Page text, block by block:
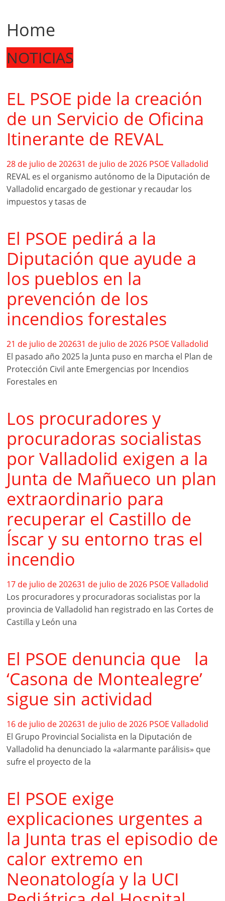
Home
NOTICIAS
EL PSOE pide la creación
de un Servicio de Oficina
Itinerante de REVAL
28 de julio de 202631 de julio de 2026 PSOE Valladolid
REVAL es el organismo autónomo de la Diputación de
Valladolid encargado de gestionar y recaudar los
impuestos y tasas de
El PSOE pedirá a la
Diputación que ayude a
los pueblos en la
prevención de los
incendios forestales
21 de julio de 202631 de julio de 2026 PSOE Valladolid
El pasado año 2025 la Junta puso en marcha el Plan de
Protección Civil ante Emergencias por Incendios
Forestales en
Los procuradores y
procuradoras socialistas
por Valladolid exigen a la
Junta de Mañueco un plan
extraordinario para
recuperar el Castillo de
Íscar y su entorno tras el
incendio
17 de julio de 202631 de julio de 2026 PSOE Valladolid
Los procuradores y procuradoras socialistas por la
provincia de Valladolid han registrado en las Cortes de
Castilla y León una
El PSOE denuncia que la
‘Casona de Montealegre’
sigue sin actividad
16 de julio de 202631 de julio de 2026 PSOE Valladolid
El Grupo Provincial Socialista en la Diputación de
Valladolid ha denunciado la «alarmante parálisis» que
sufre el proyecto de la
El PSOE exige
explicaciones urgentes a
la Junta tras el episodio de
calor extremo en
Neonatología y la UCI